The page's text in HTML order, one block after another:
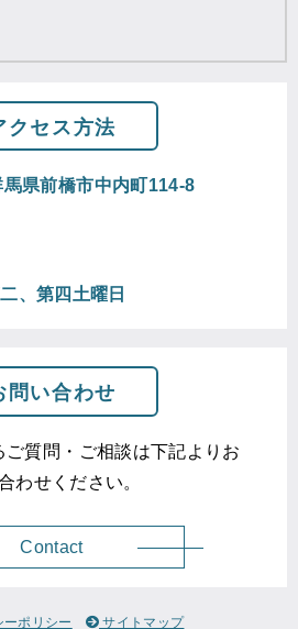
クセス方法
県前橋市中内町114-8
、第四土曜日
問い合わせ
質問・ご相談は下記よりお
わせください。
Contact
ポリシー サイトマップ